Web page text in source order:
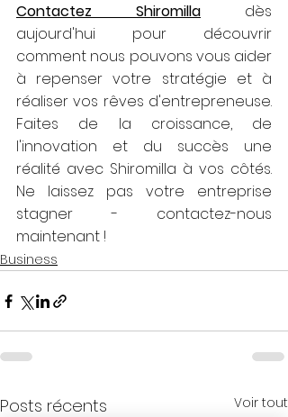
Contactez Shiromilla dès
aujourd'hui pour découvrir
comment nous pouvons vous aider
à repenser votre stratégie et à
réaliser vos rêves d'entrepreneuse.
Faites de la croissance, de
l'innovation et du succès une
réalité avec Shiromilla à vos côtés.
Ne laissez pas votre entreprise
stagner - contactez-nous
maintenant !
Business
Posts récents Voir tout